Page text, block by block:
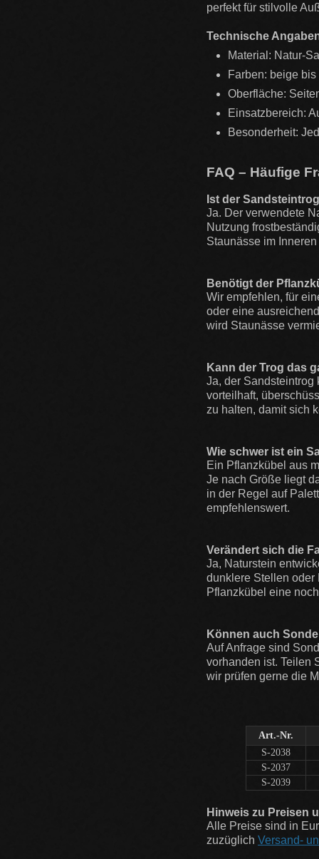
perfekt für stilvolle
Technische
Material: Natur-
Farben: beige
Oberfläche:
Einsatzbereich:
Besonderheit:
FAQ – Häufige
Ist der
Ja. Der verwendete
Nutzung
Staunässe im
Benötigt der
Wir empfehlen, für
oder eine
wird Staunässe
Kann der Trog das
Ja, der Sandsteintrog
vorteilhaft,
zu halten, damit sich
Wie schwer ist ein
Ein Pflanzkübel aus
Je nach Größe liegt
in der Regel auf
empfehlenswert.
Verändert sich die
Ja, Naturstein
dunklere Stellen oder
Pflanzkübel eine
Können auch
Auf Anfrage sind
vorhanden ist. Teilen
wir prüfen gerne die
Art.-Nr.
S-2038
S-2037
S-2039
Hinweis zu Preisen
Alle Preise sind in
zuzüglich Versand-